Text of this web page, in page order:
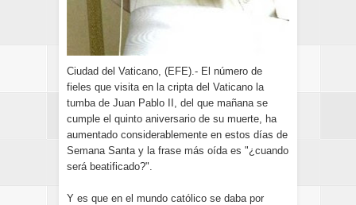
Ciudad del Vaticano, (EFE).- El número de
fieles que visita en la cripta del Vaticano la
tumba de Juan Pablo II, del que mañana se
cumple el quinto aniversario de su muerte, ha
aumentado considerablemente en estos días de
Semana Santa y la frase más oída es "¿cuando
será beatificado?".
Y es que en el mundo católico se daba por